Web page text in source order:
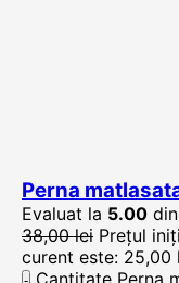
Perna
Evaluat la 5.00
38,00lei Prețul
curent este: 25,00
Cantitate Perna